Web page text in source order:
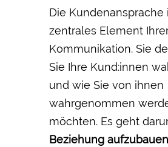
Die Kundenansprache
zentrales Element
Kommunikation. Sie
Sie Ihre Kund:innen
und wie Sie von ihnen
wahrgenommen
möchten. Es geht
Beziehung